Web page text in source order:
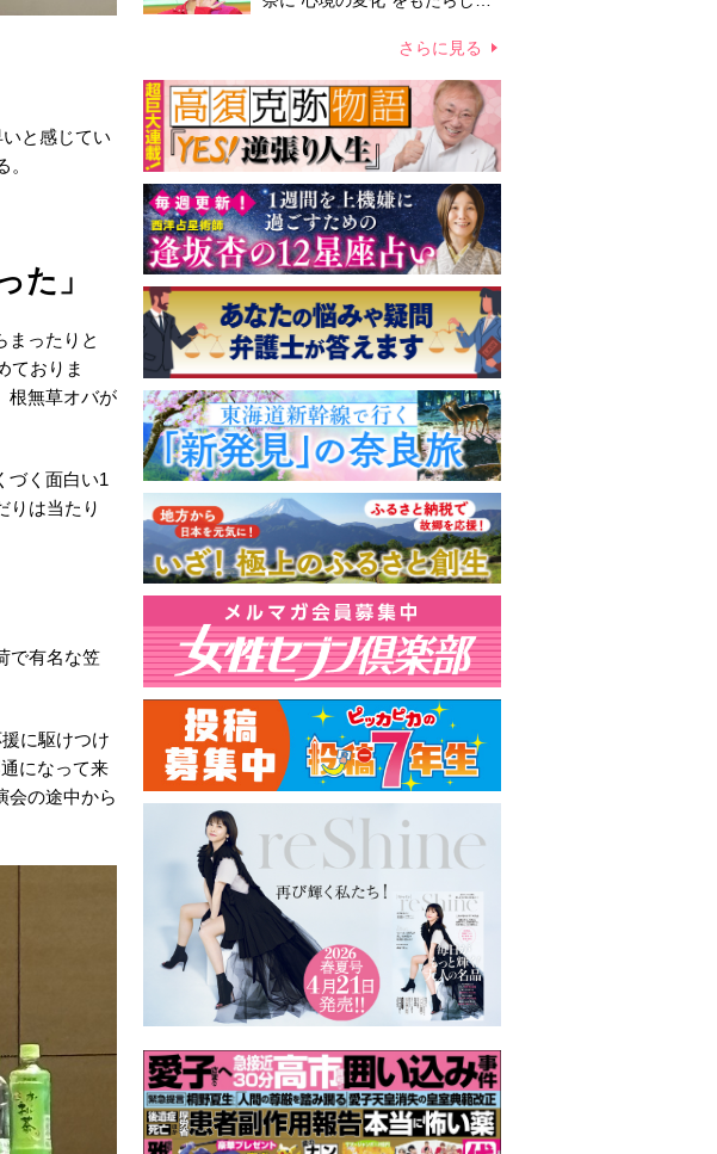
と感じてい
た」
ったりと
ておりま
根無草オバが
づく面白い1
りは当たり
で有名な笠
に駆けつけ
になって来
会の途中から
って「がんに蝕まれる母」を演
さらに見る